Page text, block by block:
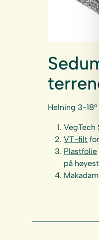
Helning 3-18°
VT-filt
Plastfolie
på